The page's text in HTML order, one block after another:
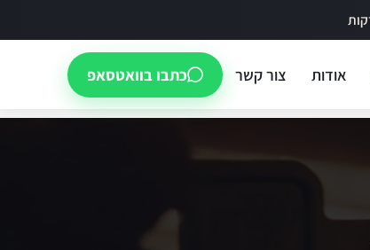
אודות צור קשר כתבו בוואטסאפ